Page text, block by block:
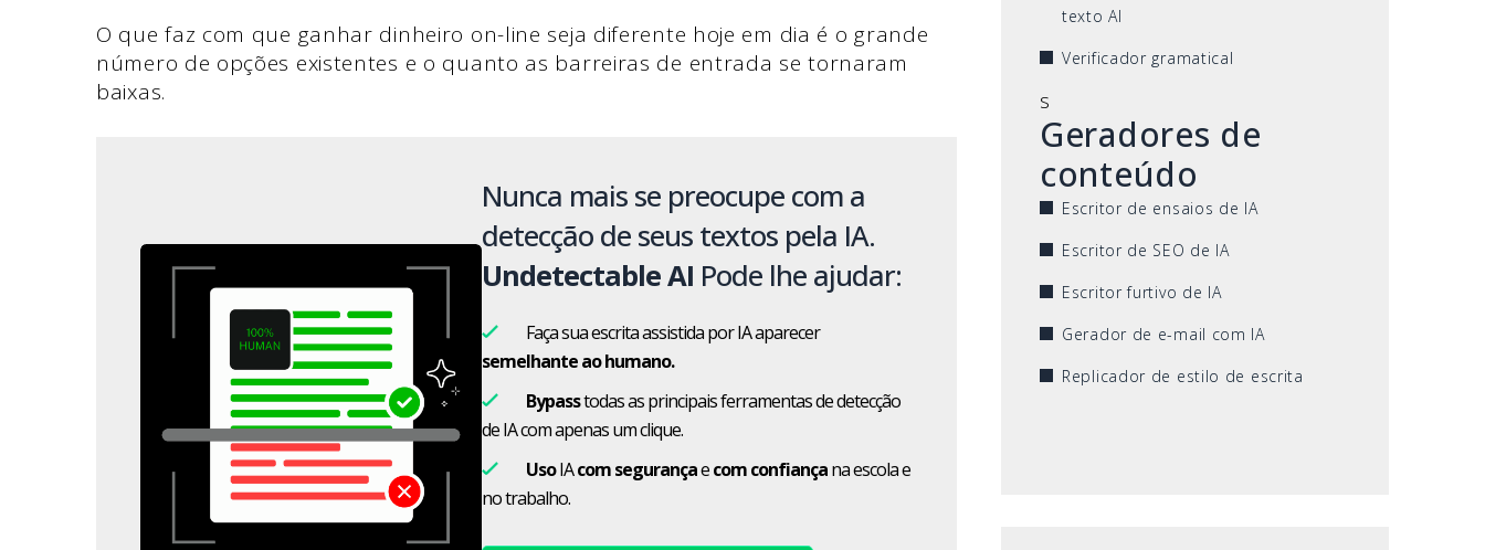
O que faz com que ganhar dinheiro on-line seja diferente hoje em dia é o grande
número de opções existentes e o quanto as barreiras de entrada se tornaram
baixas.
Nunca mais se preocupe com a
detecção de seus textos pela IA.
Undetectable AI Pode lhe ajudar:
Faça sua escrita assistida por IA aparecer
semelhante ao humano.
Bypasstodas as principais ferramentas de detecção
de IA com apenas um clique.
UsoIAcom segurançaecom confiançana escola e
no trabalho.
texto AI
Verificador gramatical
s
Geradores de
conteúdo
Escritor de ensaios de IA
Escritor de SEO de IA
Escritor furtivo de IA
Gerador de e-mail com IA
Replicador de estilo de escrita